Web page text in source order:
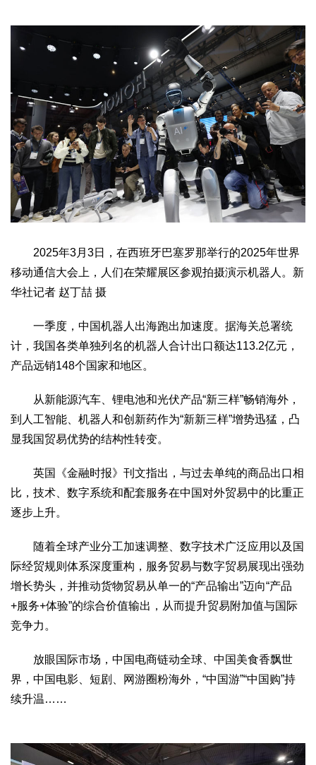
2025年3月3日，在西班牙巴塞罗那举行的2025年世界
移动通信大会上，人们在荣耀展区参观拍摄演示机器人。新
华社记者 赵丁喆 摄
一季度，中国机器人出海跑出加速度。据海关总署统
计，我国各类单独列名的机器人合计出口额达113.2亿元，
产品远销148个国家和地区。
从新能源汽车、锂电池和光伏产品“新三样”畅销海外，
到人工智能、机器人和创新药作为“新新三样”增势迅猛，凸
显我国贸易优势的结构性转变。
英国《金融时报》刊文指出，与过去单纯的商品出口相
比，技术、数字系统和配套服务在中国对外贸易中的比重正
逐步上升。
随着全球产业分工加速调整、数字技术广泛应用以及国
际经贸规则体系深度重构，服务贸易与数字贸易展现出强劲
增长势头，并推动货物贸易从单一的“产品输出”迈向“产品
+服务+体验”的综合价值输出，从而提升贸易附加值与国际
竞争力。
放眼国际市场，中国电商链动全球、中国美食香飘世
界，中国电影、短剧、网游圈粉海外，“中国游”“中国购”持
续升温……